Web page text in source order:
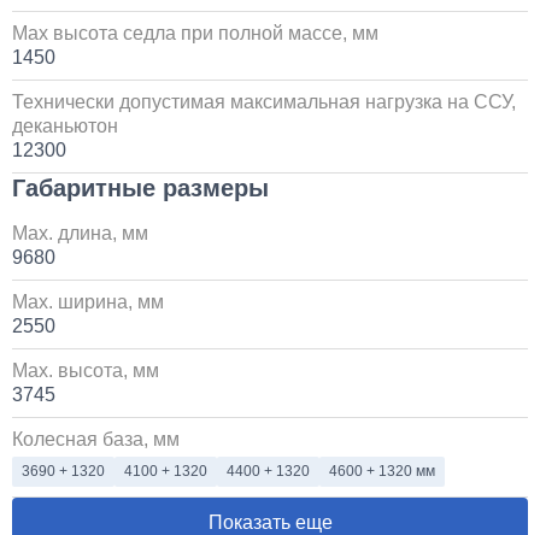
Max высота седла при полной массе, мм
1450
Технически допустимая максимальная нагрузка на ССУ,
деканьютон
12300
Габаритные размеры
Max. длина, мм
9680
Max. ширина, мм
2550
Max. высота, мм
3745
Колесная база, мм
3690 + 1320 4100 + 1320 4400 + 1320 4600 + 1320 мм
Показать еще